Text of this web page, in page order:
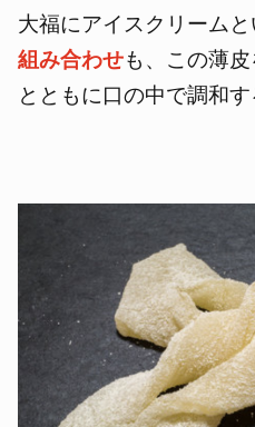
大福にアイスクリーム
組み合わせも、この薄
とともに口の中で調和す